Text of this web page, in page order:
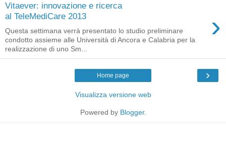
Vitaever: innovazione e ricerca
al TeleMediCare 2013
›
Questa settimana verrà presentato lo studio preliminare
condotto assieme alle Università di Ancora e Calabria per la
realizzazione di uno Sm...
›
Home page
Visualizza versione web
Powered by Blogger.